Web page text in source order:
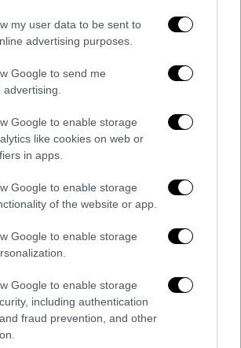
my user data to be sent to
advertising purposes.
Google to send me
Google to enable storage
like cookies on web or
in apps.
Google to enable storage
of the website or app.
Google to enable storage
Google to enable storage
including authentication
fraud prevention, and other
το μισό ελαιόλαδο σε βαθιά
και σοτάρετε ελαφρά το
όλες τις πλευρές. Το
την κατσαρόλα με τρυπητή
στην κατσαρόλα το
πράσα και τα κρεμμυδάκια.
το σοτάρισμα μέχρις ότου
μαραθούν. Προσθέτετε
λίγο νερό και
και σιγοβράζετε το
15΄, ελέγχοντας κάθε τόσο
βράσει, παίρνετε